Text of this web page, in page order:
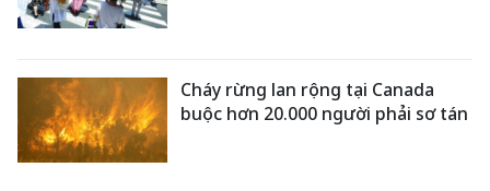
Cháy rừng lan rộng tại Canada
buộc hơn 20.000 người phải sơ tán